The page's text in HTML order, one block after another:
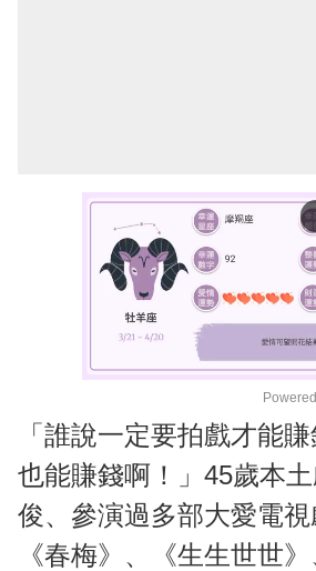
「誰說一定要拍戲才能
也能賺錢啊！」45歲本
俊、參演過多部大愛電
《春梅》、《生生世世